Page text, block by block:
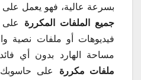
بسرعة عالية، فهو يعمل
جميع الملفات المكررة على
فيديوهات أو ملفات نصية
مساحة الهارد بدون أي
ملفات مكررة على حاسوبك